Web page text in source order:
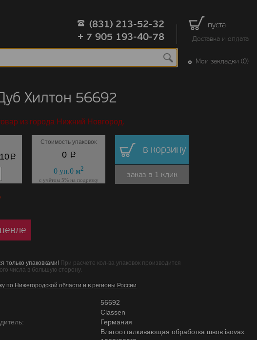
пуста
Доставка и оплата
(831) 213-52-32
+ 7 905 193-40-78
Мои закладки (0)
Хилтон 56692
из города Нижний Новгород.
p
Стоимость упаковок
0 p
0уп.0м2
с учётом 5% на подрезку
в корзину
заказ в 1 клик
только упаковками! При расчете кол-ва упаковок производится
числа в большую сторону.
по Нижегородской области и в регионы России
56692
Classen
Германия
Влагоотталкивающая обработка швов isovax